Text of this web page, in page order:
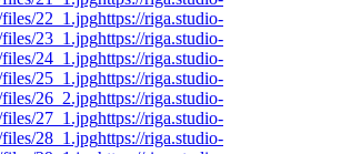
22_1.jpghttps://riga.studio-
23_1.jpghttps://riga.studio-
24_1.jpghttps://riga.studio-
25_1.jpghttps://riga.studio-
26_2.jpghttps://riga.studio-
27_1.jpghttps://riga.studio-
28_1.jpghttps://riga.studio-